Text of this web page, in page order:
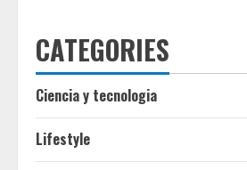
CATEGORIES
Ciencia y tecnologia
Lifestyle